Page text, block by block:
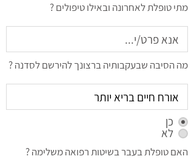
מתי טופלת לאחרונה ובאילו טיפולים ?
מה הסיבה שבעקבותיה ברצונך להירשם לסדנה ?
כן
לא
האם טופלת בעבר בשיטות רפואה משלימה ?